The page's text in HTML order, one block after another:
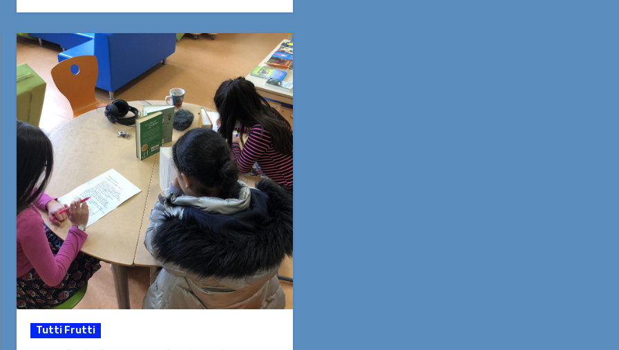
Tutti Frutti